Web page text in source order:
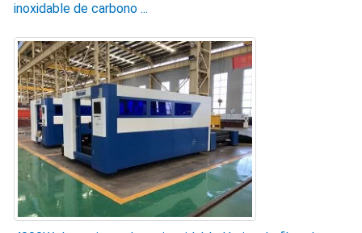
inoxidable de carbono ...